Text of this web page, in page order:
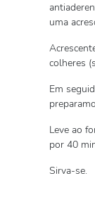
uma
colheres
Em
Leve ao
por 40
Sirva-se.